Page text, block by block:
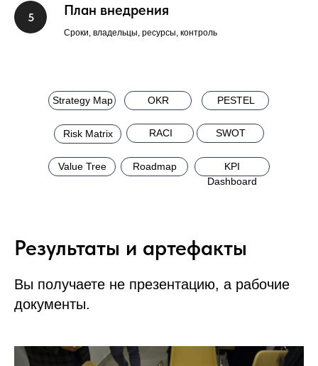
План внедрения
Сроки, владельцы, ресурсы, контроль
KPI
Dashboard
Roadmap
Value Tree
Risk Matrix RACI SWOT
PESTEL
OKR
Strategy Map
Результаты и артефакты
Вы получаете не презентацию, а рабочие
документы.